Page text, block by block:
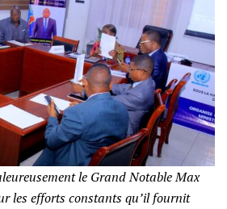
le Grand Notable Max
les efforts constants qu’il fournit